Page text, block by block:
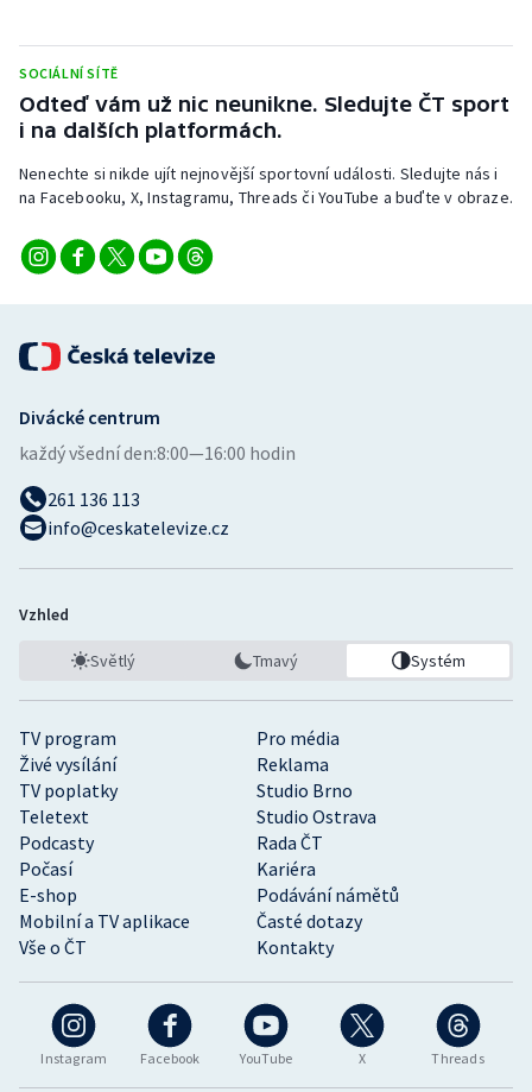
Stolní tenis
Triatlon
Volejbal
SOCIÁLNÍ SÍTĚ
Odteď vám už nic neunikne. Sledujte ČT sport
i na dalších platformách.
Nenechte si nikde ujít nejnovější sportovní události. Sledujte nás i
na Facebooku, X, Instagramu, Threads či YouTube a buďte v obraze.
Instagram Facebook YouTube X Threads
TV program
Pro média
Živé vysílání
Reklama
TV poplatky
Studio Brno
Teletext
Studio Ostrava
Podcasty
Rada ČT
Počasí
Kariéra
E-shop
Podávání námětů
Mobilní a TV aplikace
Časté dotazy
Vše o ČT
Kontakty
Divácké centrum
každý všední den:8:00—16:00 hodin
261 136 113
info@ceskatelevize.cz
Vzhled
Světlý Tmavý Systém